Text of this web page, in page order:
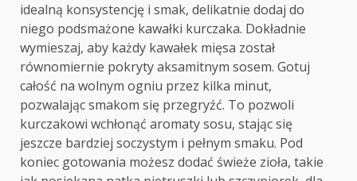
idealną konsystencję i smak, delikatnie dodaj do
niego podsmażone kawałki kurczaka. Dokładnie
wymieszaj, aby każdy kawałek mięsa został
równomiernie pokryty aksamitnym sosem. Gotuj
całość na wolnym ogniu przez kilka minut,
pozwalając smakom się przegryźć. To pozwoli
kurczakowi wchłonąć aromaty sosu, stając się
jeszcze bardziej soczystym i pełnym smaku. Pod
koniec gotowania możesz dodać świeże zioła, takie